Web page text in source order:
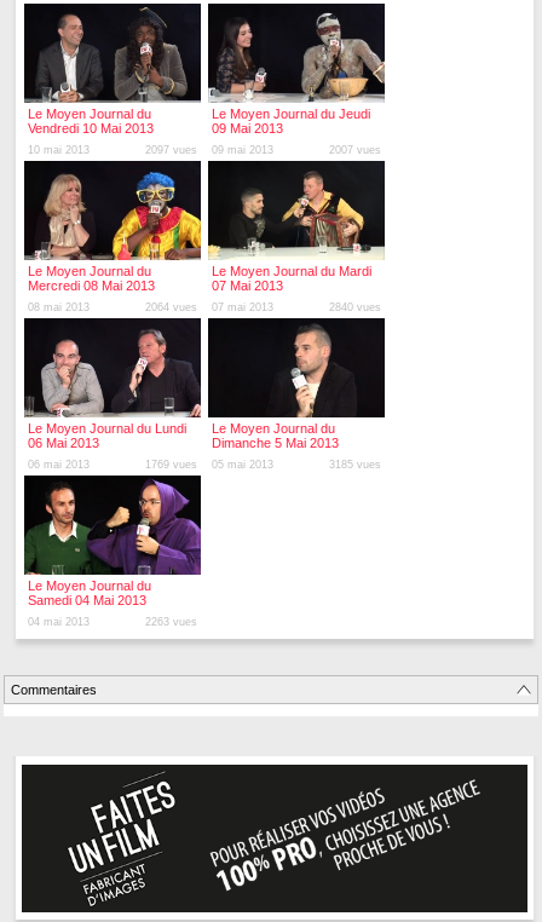
Le Moyen Journal du
Vendredi 10 Mai 2013
10 mai 2013 2097 vues
Le Moyen Journal du Jeudi
09 Mai 2013
09 mai 2013 2007 vues
Le Moyen Journal du
Mercredi 08 Mai 2013
08 mai 2013 2064 vues
Le Moyen Journal du Mardi
07 Mai 2013
07 mai 2013 2840 vues
Le Moyen Journal du Lundi
06 Mai 2013
06 mai 2013 1769 vues
Le Moyen Journal du
Dimanche 5 Mai 2013
05 mai 2013 3185 vues
Le Moyen Journal du
Samedi 04 Mai 2013
04 mai 2013 2263 vues
Commentaires